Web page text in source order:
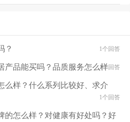
？ 1个回答
产品能买吗？品质服务怎么样1个回答
么样？什么系列比较好、求介
1个回答
的怎么样？对健康有好处吗？好